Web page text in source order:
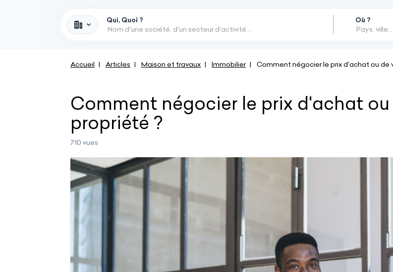
Qui, Quoi ? Où ?
Accueil Articles Maison et travaux Immobilier Comment négocier le prix d'achat ou de
Comment négocier le prix d'achat
propriété ?
710 vues